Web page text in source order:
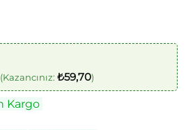
(Kazancınız: ₺59,70)
Kargo